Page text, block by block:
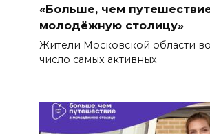
«Больше, чем
молодёжную столицу»
Жители Московской области
число самых активных